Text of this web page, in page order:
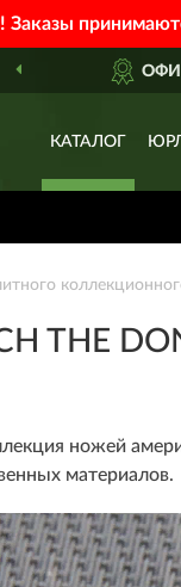
Заказы
КАТАЛОГ
THE
ножей
материалов.